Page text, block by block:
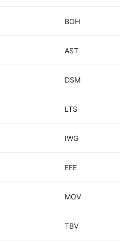
BOH
AST
DSM
LTS
IWG
EFE
MOV
TBV